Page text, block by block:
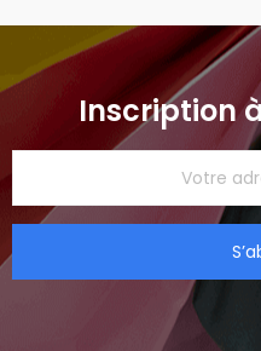
Inscription